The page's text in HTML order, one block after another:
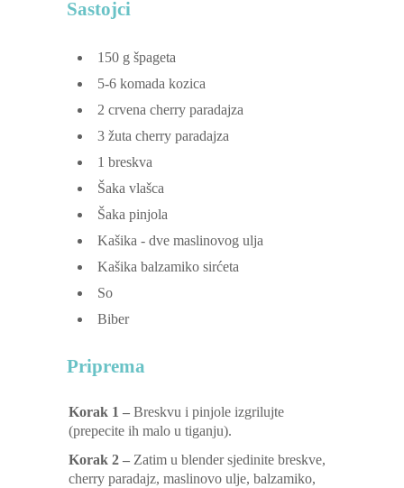
Sastojci
150 g špageta
5-6 komada kozica
2 crvena cherry paradajza
3 žuta cherry paradajza
1 breskva
Šaka vlašca
Šaka pinjola
Kašika - dve maslinovog ulja
Kašika balzamiko sirćeta
So
Biber
Priprema
Korak 1 – Breskvu i pinjole izgrilujte
(prepecite ih malo u tiganju).
Korak 2 – Zatim u blender sjedinite breskve,
cherry paradajz, maslinovo ulje, balzamiko,